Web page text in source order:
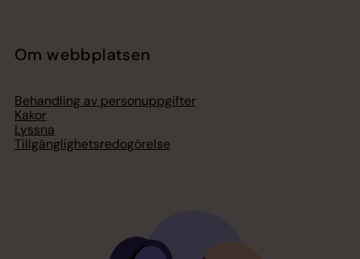
Om webbplatsen
Behandling av personuppgifter
Kakor
Lyssna
Tillgänglighetsredogörelse